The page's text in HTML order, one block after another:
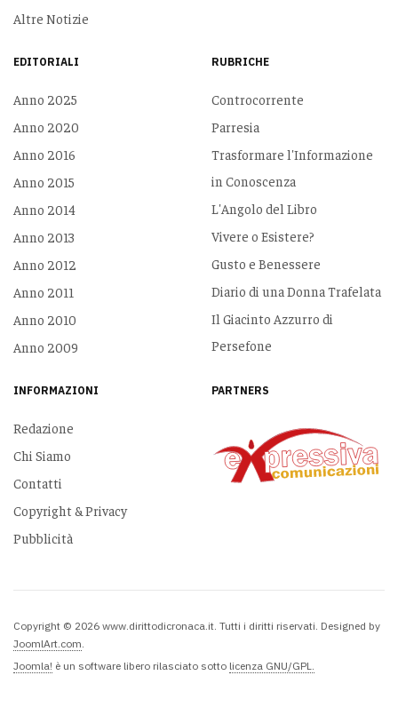
Altre Notizie
EDITORIALI
Anno 2025
Anno 2020
Anno 2016
Anno 2015
Anno 2014
Anno 2013
Anno 2012
Anno 2011
Anno 2010
Anno 2009
RUBRICHE
Controcorrente
Parresia
Trasformare l'Informazione
in Conoscenza
L'Angolo del Libro
Vivere o Esistere?
Gusto e Benessere
Diario di una Donna Trafelata
Il Giacinto Azzurro di
Persefone
INFORMAZIONI
Redazione
Chi Siamo
Contatti
Copyright & Privacy
Pubblicità
PARTNERS
Copyright © 2026 www.dirittodicronaca.it. Tutti i diritti riservati. Designed by
JoomlArt.com.
Joomla! è un software libero rilasciato sotto licenza GNU/GPL.